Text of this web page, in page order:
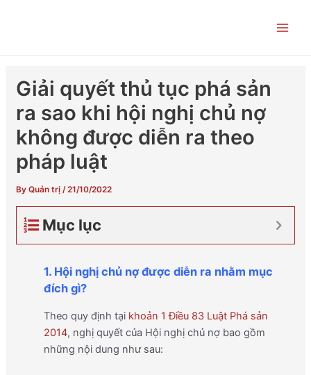
Giải quyết thủ tục phá sản
ra sao khi hội nghị chủ nợ
không được diễn ra theo
pháp luật
By Quản trị /21/10/2022
Mục lục
1. Hội nghị chủ nợ được diễn ra nhằm mục
đích gì?
Theo quy định tại khoản 1 Điều 83 Luật Phá sản
2014, nghị quyết của Hội nghị chủ nợ bao gồm
những nội dung như sau: